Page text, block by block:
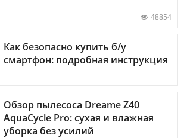
48854
Как безопасно купить б/у
смартфон: подробная инструкция
Обзор пылесоса Dreame Z40
AquaCycle Pro: сухая и влажная
уборка без усилий